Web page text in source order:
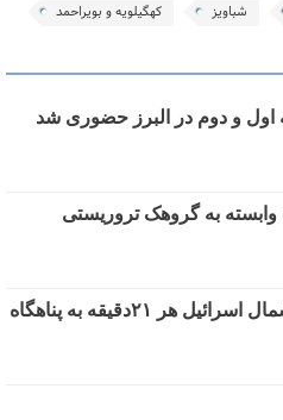
شباویز کهگیلویه و بویراحمد
اول و دوم در البرز حضوری شد
وابسته به گروهک تروریستی
لیبرمن: ساکنان شمال اسرائیل هر ۲۱دقیقه به پناهگاه